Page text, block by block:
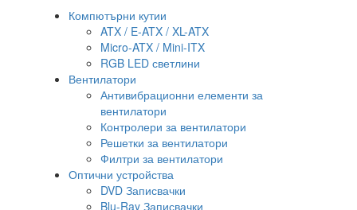
Компютърни кутии
ATX / E-ATX / XL-ATX
Micro-ATX / Mini-ITX
RGB LED светлини
Вентилатори
Антивибрационни елементи за
вентилатори
Контролери за вентилатори
Решетки за вентилатори
Филтри за вентилатори
Оптични устройства
DVD Записвачки
Blu-Ray Записвачки